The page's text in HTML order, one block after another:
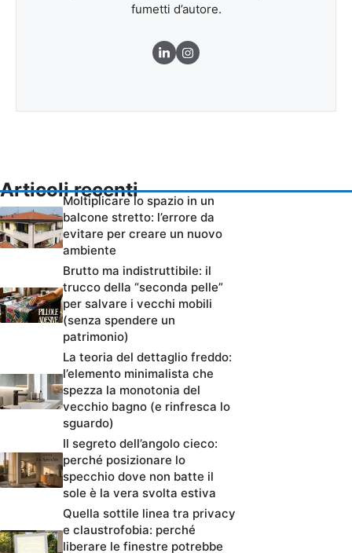
fumetti d’autore.
Articoli recenti
Moltiplicare lo spazio in un
balcone stretto: l’errore da
evitare per creare un nuovo
ambiente
Brutto ma indistruttibile: il
trucco della “seconda pelle”
per salvare i vecchi mobili
(senza spendere un
patrimonio)
La teoria del dettaglio freddo:
l’elemento minimalista che
spezza la monotonia del
vecchio bagno (e rinfresca lo
sguardo)
Il segreto dell’angolo cieco:
perché posizionare lo
specchio dove non batte il
sole è la vera svolta estiva
Quella sottile linea tra privacy
e claustrofobia: perché
liberare le finestre potrebbe